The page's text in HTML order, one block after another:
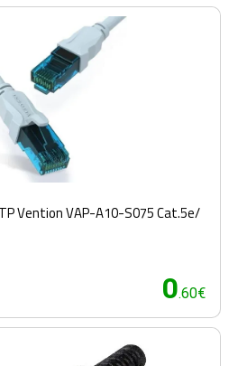
Vention VAP-A10-S075 Cat.5e/
0.60€